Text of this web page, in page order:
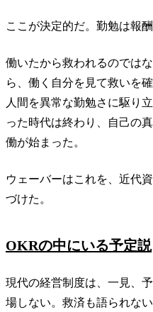
ここが決定的だ。勤勉は報
働いたから救われるのでは
ら、働く自分を見て救いを
人間を異常な勤勉さに駆り
った時代は終わり、自己の
働が始まった。
ウェーバーはこれを、近代
づけた。
OKRの中にいる予定説
現代の経営制度は、一見、
場しない。救済も語られな